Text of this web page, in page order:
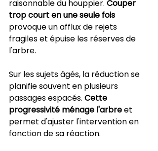
raisonnable du houppier. Couper
trop court en une seule fois
provoque un afflux de rejets
fragiles et épuise les réserves de
l'arbre.
Sur les sujets âgés, la réduction se
planifie souvent en plusieurs
passages espacés. Cette
progressivité ménage l'arbre et
permet d'ajuster l'intervention en
fonction de sa réaction.